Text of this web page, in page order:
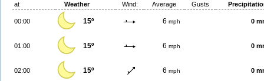
at Weather Wind: Average Gusts
00:00 15º 6 mph 0
01:00 15º 6 mph 0
02:00 15º 6 mph 0